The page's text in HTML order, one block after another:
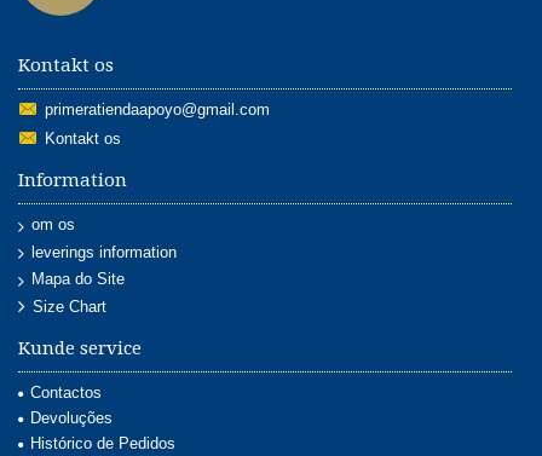
Kontakt os
primeratiendaapoyo@gmail.com
Kontakt os
Information
om os
leverings information
Mapa do Site
Size Chart
Kunde service
Contactos
Devoluções
Histórico de Pedidos